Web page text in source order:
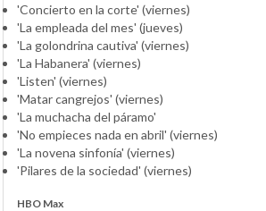
'Concierto en la corte' (viernes)
'La empleada del mes' (jueves)
'La golondrina cautiva' (viernes)
'La Habanera' (viernes)
'Listen' (viernes)
'Matar cangrejos' (viernes)
'La muchacha del páramo'
'No empieces nada en abril' (viernes)
'La novena sinfonía' (viernes)
'Pilares de la sociedad' (viernes)
HBO Max